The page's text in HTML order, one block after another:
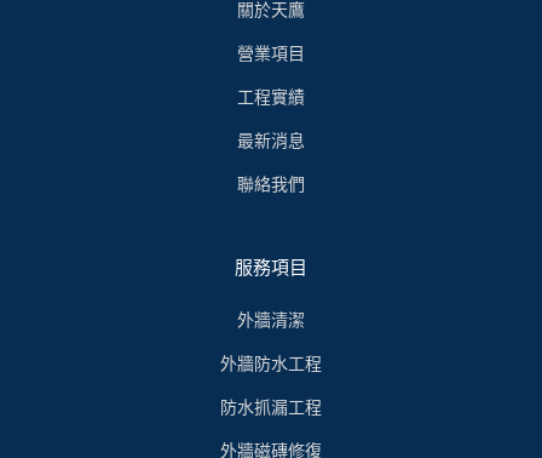
關於天鷹
營業項目
工程實績
最新消息
聯絡我們
服務項目
外牆清潔
外牆防水工程
防水抓漏工程
外牆磁磚修復